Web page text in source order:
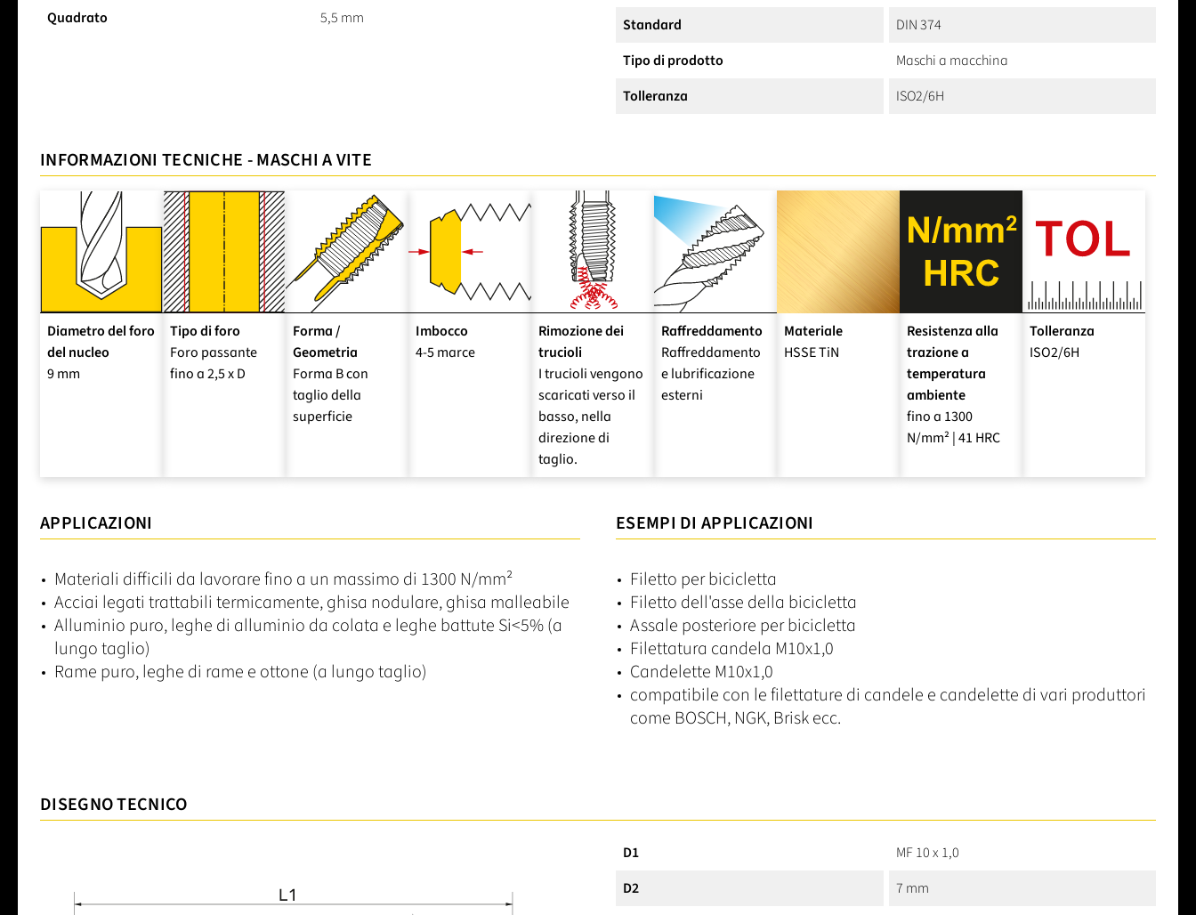
Quadrato
5,5 mm Standard
DIN 374
Tipo di prodotto
Maschi a macchina
Tolleranza
ISO2/6H
INFORMAZIONI TECNICHE - MASCHI A VITE
Diametro del foro
del nucleo
9 mm
Tipo di foro
Foro passante
fino a 2,5 x D
Forma /
Geometria
Forma B con
taglio della
superficie
Imbocco
4-5 marce
Rimozione dei
trucioli
I trucioli vengono
scaricati verso il
basso, nella
direzione di
taglio.
Raffreddamento
Raffreddamento
e lubrificazione
esterni
Materiale
HSSE TiN
Resistenza alla
trazione a
temperatura
ambiente
fino a 1300
N/mm² | 41 HRC
Tolleranza
ISO2/6H
APPLICAZIONI
Materiali difficili da lavorare fino a un massimo di 1300 N/mm²
Acciai legati trattabili termicamente, ghisa nodulare, ghisa malleabile
Alluminio puro, leghe di alluminio da colata e leghe battute Si<5% (a
lungo taglio)
Rame puro, leghe di rame e ottone (a lungo taglio)
ESEMPI DI APPLICAZIONI
Filetto per bicicletta
Filetto dell'asse della bicicletta
Assale posteriore per bicicletta
Filettatura candela M10x1,0
Candelette M10x1,0
compatibile con le filettature di candele e candelette di vari produttori
come BOSCH, NGK, Brisk ecc.
DISEGNO TECNICO
D1
MF 10 x 1,0
D2
7 mm